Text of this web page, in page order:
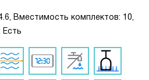
Вместимость комплектов: 10,
Есть